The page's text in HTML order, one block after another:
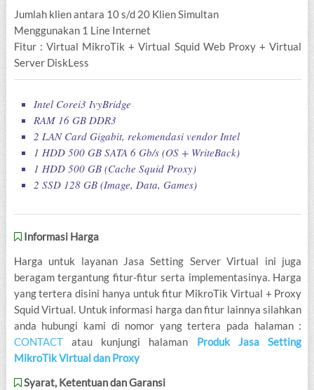
Jumlah klien antara 10 s/d 20 Klien Simultan
Menggunakan 1 Line Internet
Fitur : Virtual MikroTik + Virtual Squid Web Proxy + Virtual
Server DiskLess
Intel Corei3 IvyBridge
RAM 16 GB DDR3
2 LAN Card Gigabit, rekomendasi vendor Intel
1 HDD 500 GB SATA 6 Gb/s (OS + WriteBack)
1 HDD 500 GB (Cache Squid Proxy)
2 SSD 128 GB (Image, Data, Games)
Informasi Harga
Harga untuk layanan Jasa Setting Server Virtual ini juga
beragam tergantung fitur-fitur serta implementasinya. Harga
yang tertera disini hanya untuk fitur MikroTik Virtual + Proxy
Squid Virtual. Untuk informasi harga dan fitur lainnya silahkan
anda hubungi kami di nomor yang tertera pada halaman :
CONTACTatau kunjungi halaman Produk Jasa Setting
MikroTik Virtual dan Proxy
Syarat, Ketentuan dan Garansi